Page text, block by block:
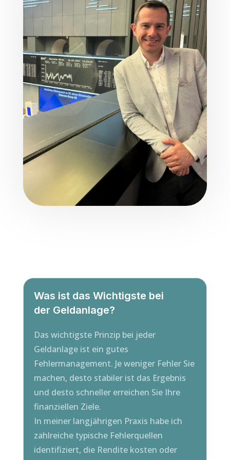
Was ist das Wichtigste bei
der Geldanlage?
Das wichtigste Prinzip bei jeder
Geldanlage ist ein gutes
Fehlermanagement. Je weniger Fehler Sie
machen, desto stabiler ist das Ergebnis
und desto schneller erreichen Sie Ihre
finanziellen Ziele.
In meiner langjährigen Praxis habe ich
zahlreiche typische Fehlerquellen
identifiziert, die Rendite kosten oder